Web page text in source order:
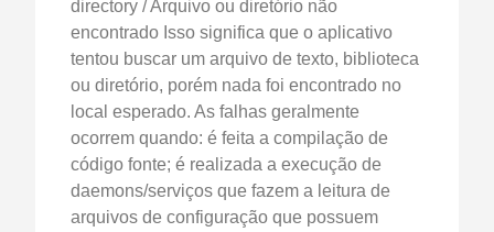
directory / Arquivo ou diretório não
encontrado Isso significa que o aplicativo
tentou buscar um arquivo de texto, biblioteca
ou diretório, porém nada foi encontrado no
local esperado. As falhas geralmente
ocorrem quando: é feita a compilação de
código fonte; é realizada a execução de
daemons/serviços que fazem a leitura de
arquivos de configuração que possuem